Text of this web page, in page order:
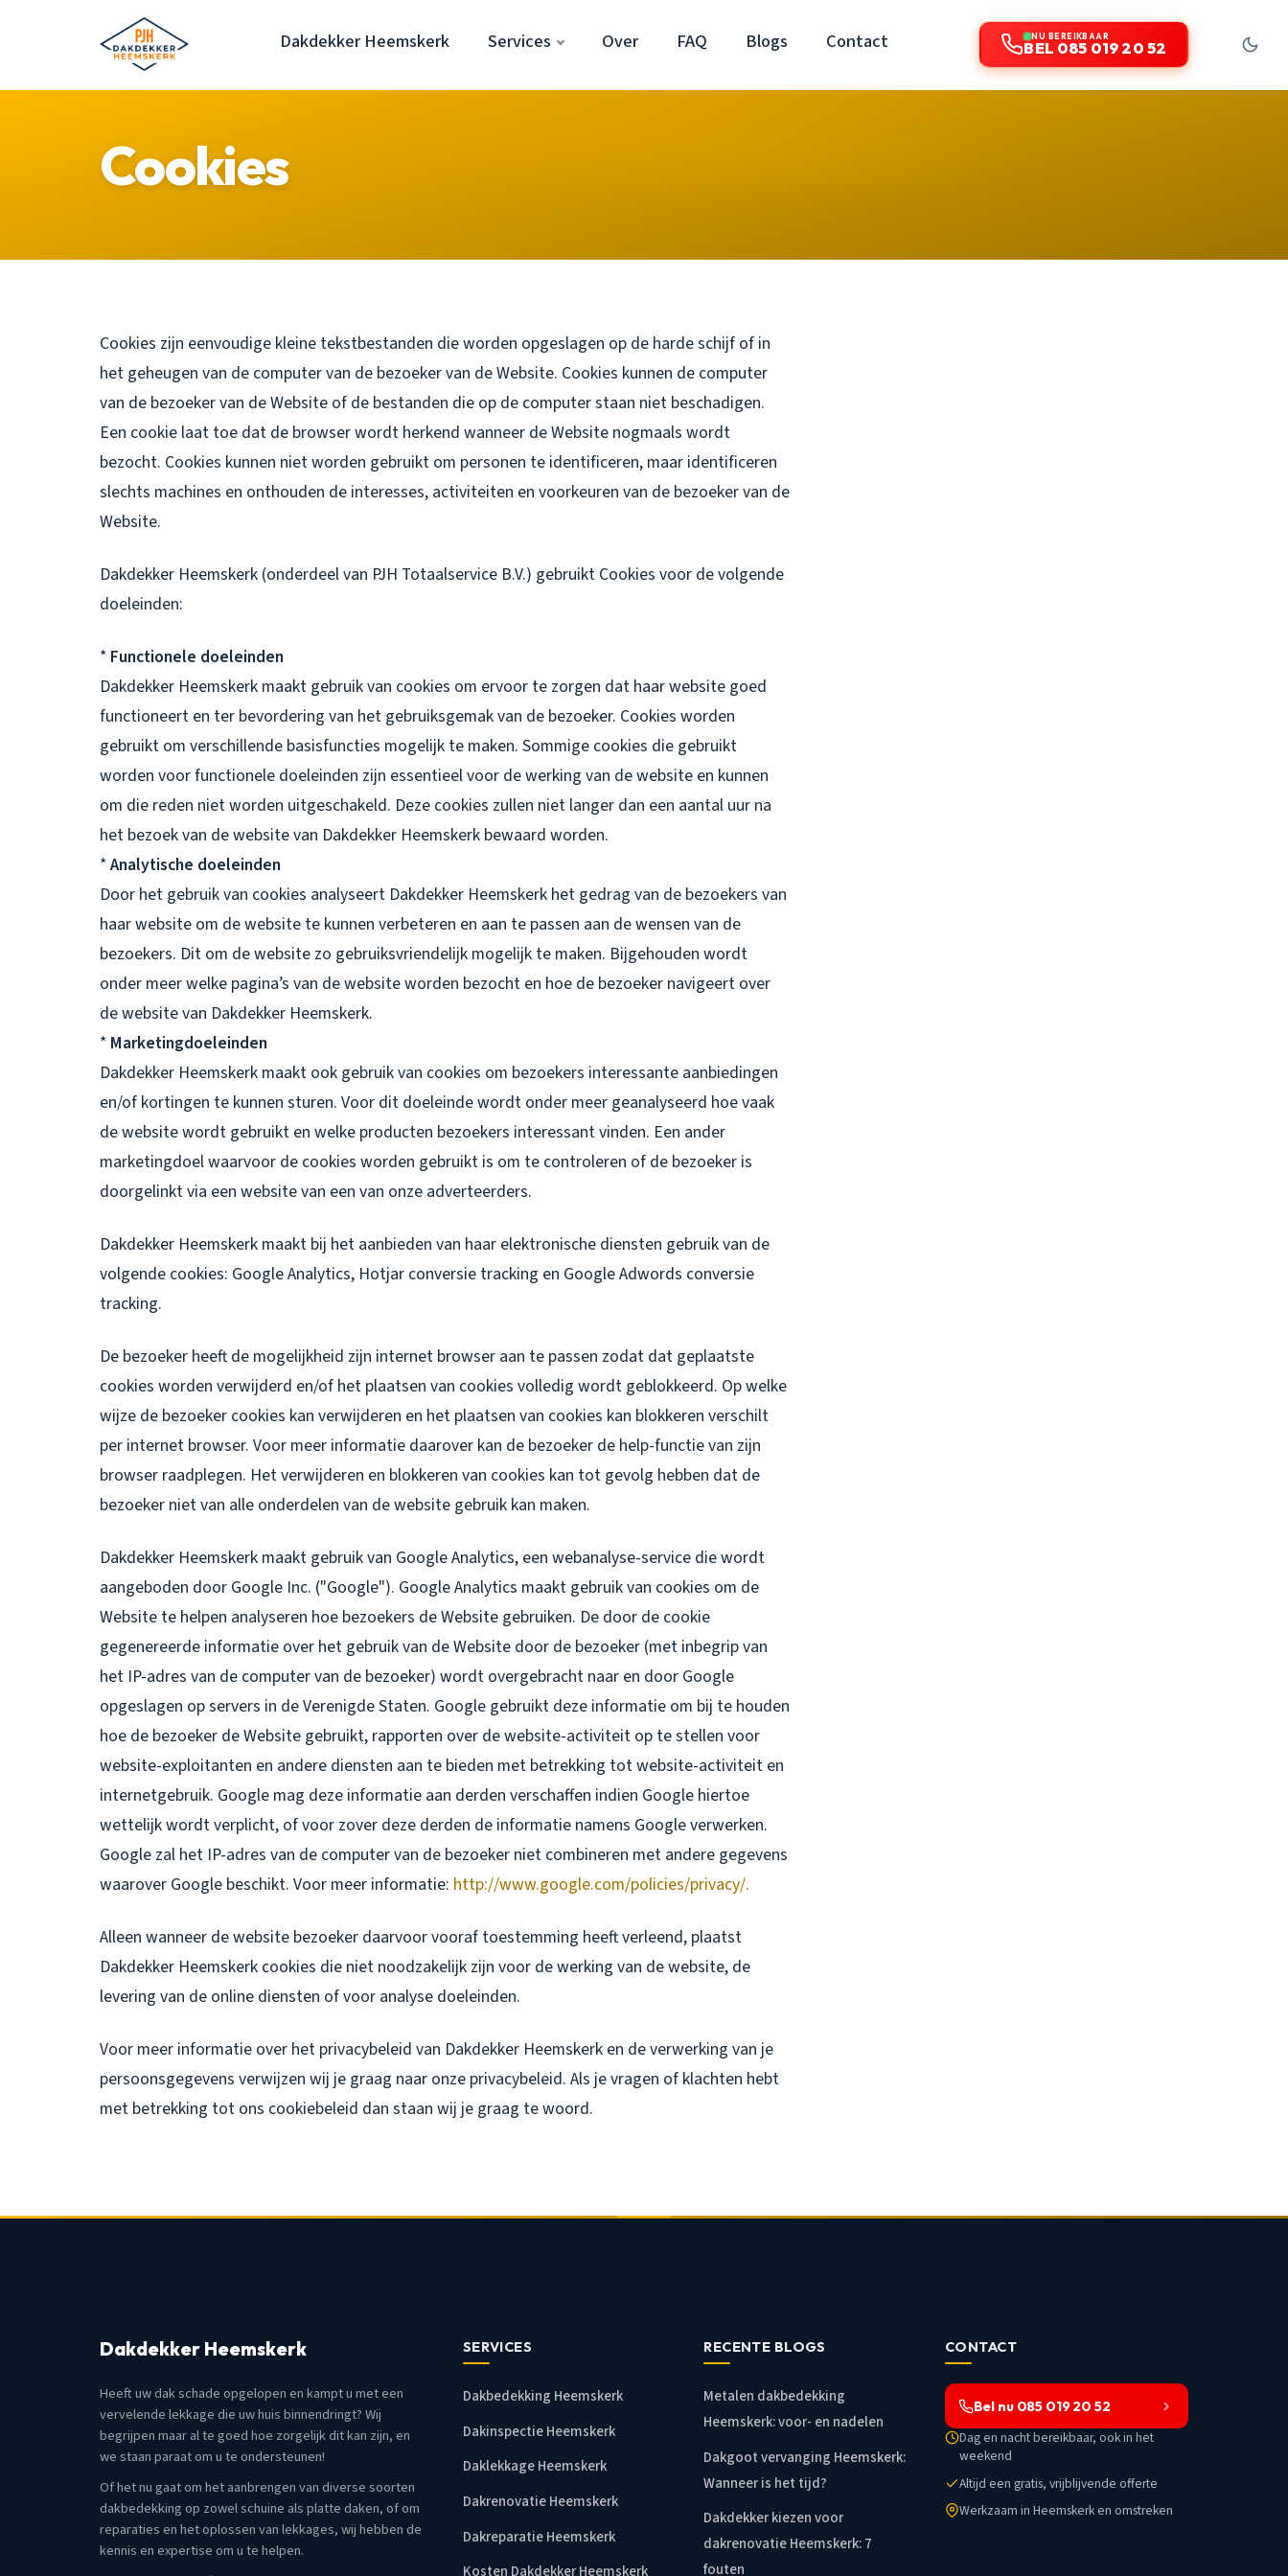
Dakdekker Heemskerk Services Over FAQ Blogs Contact NU BEREIKBAAR
BEL 085 019 20 52
Cookies
Cookies zijn eenvoudige kleine tekstbestanden die worden opgeslagen op de harde schijf of in
het geheugen van de computer van de bezoeker van de Website. Cookies kunnen de computer
van de bezoeker van de Website of de bestanden die op de computer staan niet beschadigen.
Een cookie laat toe dat de browser wordt herkend wanneer de Website nogmaals wordt
bezocht. Cookies kunnen niet worden gebruikt om personen te identificeren, maar identificeren
slechts machines en onthouden de interesses, activiteiten en voorkeuren van de bezoeker van de
Website.
Dakdekker Heemskerk (onderdeel van PJH Totaalservice B.V.) gebruikt Cookies voor de volgende
doeleinden:
* Functionele doeleinden
Dakdekker Heemskerk maakt gebruik van cookies om ervoor te zorgen dat haar website goed
functioneert en ter bevordering van het gebruiksgemak van de bezoeker. Cookies worden
gebruikt om verschillende basisfuncties mogelijk te maken. Sommige cookies die gebruikt
worden voor functionele doeleinden zijn essentieel voor de werking van de website en kunnen
om die reden niet worden uitgeschakeld. Deze cookies zullen niet langer dan een aantal uur na
het bezoek van de website van Dakdekker Heemskerk bewaard worden.
*Analytische doeleinden
Door het gebruik van cookies analyseert Dakdekker Heemskerk het gedrag van de bezoekers van
haar website om de website te kunnen verbeteren en aan te passen aan de wensen van de
bezoekers. Dit om de website zo gebruiksvriendelijk mogelijk te maken. Bijgehouden wordt
onder meer welke pagina’s van de website worden bezocht en hoe de bezoeker navigeert over
de website van Dakdekker Heemskerk.
* Marketingdoeleinden
Dakdekker Heemskerk maakt ook gebruik van cookies om bezoekers interessante aanbiedingen
en/of kortingen te kunnen sturen. Voor dit doeleinde wordt onder meer geanalyseerd hoe vaak
de website wordt gebruikt en welke producten bezoekers interessant vinden. Een ander
marketingdoel waarvoor de cookies worden gebruikt is om te controleren of de bezoeker is
doorgelinkt via een website van een van onze adverteerders.
Dakdekker Heemskerk maakt bij het aanbieden van haar elektronische diensten gebruik van de
volgende cookies: Google Analytics, Hotjar conversie tracking en Google Adwords conversie
tracking.
De bezoeker heeft de mogelijkheid zijn internet browser aan te passen zodat dat geplaatste
cookies worden verwijderd en/of het plaatsen van cookies volledig wordt geblokkeerd. Op welke
wijze de bezoeker cookies kan verwijderen en het plaatsen van cookies kan blokkeren verschilt
per internet browser. Voor meer informatie daarover kan de bezoeker de help-functie van zijn
browser raadplegen. Het verwijderen en blokkeren van cookies kan tot gevolg hebben dat de
bezoeker niet van alle onderdelen van de website gebruik kan maken.
Dakdekker Heemskerk maakt gebruik van Google Analytics, een webanalyse-service die wordt
aangeboden door Google Inc. ("Google"). Google Analytics maakt gebruik van cookies om de
Website te helpen analyseren hoe bezoekers de Website gebruiken. De door de cookie
gegenereerde informatie over het gebruik van de Website door de bezoeker (met inbegrip van
het IP-adres van de computer van de bezoeker) wordt overgebracht naar en door Google
opgeslagen op servers in de Verenigde Staten. Google gebruikt deze informatie om bij te houden
hoe de bezoeker de Website gebruikt, rapporten over de website-activiteit op te stellen voor
website-exploitanten en andere diensten aan te bieden met betrekking tot website-activiteit en
internetgebruik. Google mag deze informatie aan derden verschaffen indien Google hiertoe
wettelijk wordt verplicht, of voor zover deze derden de informatie namens Google verwerken.
Google zal het IP-adres van de computer van de bezoeker niet combineren met andere gegevens
waarover Google beschikt. Voor meer informatie: http://www.google.com/policies/privacy/.
Alleen wanneer de website bezoeker daarvoor vooraf toestemming heeft verleend, plaatst
Dakdekker Heemskerk cookies die niet noodzakelijk zijn voor de werking van de website, de
levering van de online diensten of voor analyse doeleinden.
Voor meer informatie over het privacybeleid van Dakdekker Heemskerk en de verwerking van je
persoonsgegevens verwijzen wij je graag naar onze privacybeleid. Als je vragen of klachten hebt
met betrekking tot ons cookiebeleid dan staan wij je graag te woord.
Dakdekker Heemskerk
Heeft uw dak schade opgelopen en kampt u met een
vervelende lekkage die uw huis binnendringt? Wij
begrijpen maar al te goed hoe zorgelijk dit kan zijn, en
we staan paraat om u te ondersteunen!
Of het nu gaat om het aanbrengen van diverse soorten
dakbedekking op zowel schuine als platte daken, of om
reparaties en het oplossen van lekkages, wij hebben de
kennis en expertise om u te helpen.
SERVICES
Dakbedekking Heemskerk
Dakinspectie Heemskerk
Daklekkage Heemskerk
Dakrenovatie Heemskerk
Dakreparatie Heemskerk
Kosten Dakdekker Heemskerk
RECENTE BLOGS
Metalen dakbedekking
Heemskerk: voor- en nadelen
Dakgoot vervanging Heemskerk:
Wanneer is het tijd?
Dakdekker kiezen voor
dakrenovatie Heemskerk: 7
fouten
CONTACT
Bel nu 085 019 20 52
Dag en nacht bereikbaar, ook in het
weekend
Altijd een gratis, vrijblijvende offerte
Werkzaam in Heemskerk en omstreken